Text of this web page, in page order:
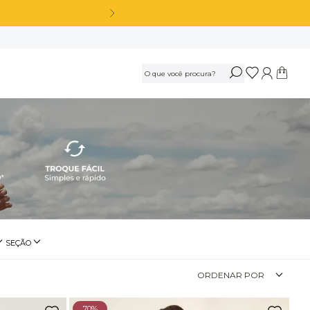
SEÇÃO
ORDENAR POR
Calça Legging Cós Alto Sem Costura Azul Marinho Navy